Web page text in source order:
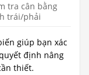
tra cân bằng
trái/phải
giúp bạn xác
định nâng
thiết.